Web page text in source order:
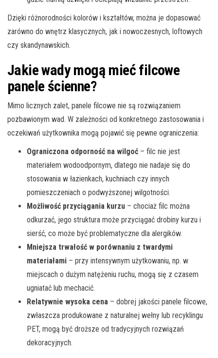
Dzięki różnorodności kolorów i kształtów, można je dopasować
zarówno do wnętrz klasycznych, jak i nowoczesnych, loftowych
czy skandynawskich.
Jakie wady mogą mieć filcowe
panele ścienne?
Mimo licznych zalet, panele filcowe nie są rozwiązaniem
pozbawionym wad. W zależności od konkretnego zastosowania i
oczekiwań użytkownika mogą pojawić się pewne ograniczenia:
Ograniczona odporność na wilgoć – filc nie jest
materiałem wodoodpornym, dlatego nie nadaje się do
stosowania w łazienkach, kuchniach czy innych
pomieszczeniach o podwyższonej wilgotności.
Możliwość przyciągania kurzu – chociaż filc można
odkurzać, jego struktura może przyciągać drobiny kurzu i
sierść, co może być problematyczne dla alergików.
Mniejsza trwałość w porównaniu z twardymi
materiałami – przy intensywnym użytkowaniu, np. w
miejscach o dużym natężeniu ruchu, mogą się z czasem
ugniatać lub mechacić.
Relatywnie wysoka cena – dobrej jakości panele filcowe,
zwłaszcza produkowane z naturalnej wełny lub recyklingu
PET, mogą być droższe od tradycyjnych rozwiązań
dekoracyjnych.